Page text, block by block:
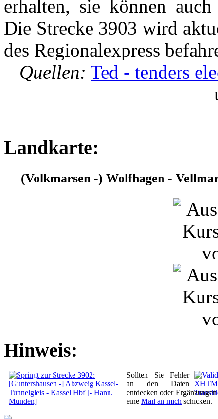
erhalten, sie können
Die Strecke 3903 wird
des Regionalexpress
Quellen: Ted - tenders
Landkarte:
(Volkmarsen -) Wolfhagen -
Hinweis:
Sollten Sie Fehler
an den Daten
entdecken oder
eine Mail an mich schicken.